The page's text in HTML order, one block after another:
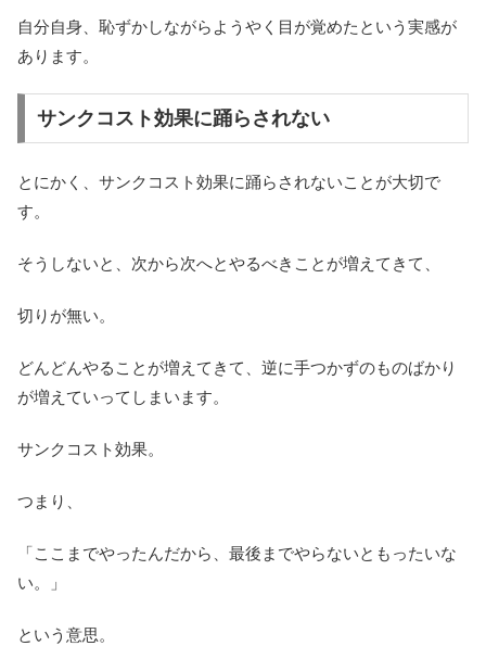
自分自身、恥ずかしながらようやく目が覚めたという実感が
あります。
サンクコスト効果に踊らされない
とにかく、サンクコスト効果に踊らされないことが大切で
す。
そうしないと、次から次へとやるべきことが増えてきて、
切りが無い。
どんどんやることが増えてきて、逆に手つかずのものばかり
が増えていってしまいます。
サンクコスト効果。
つまり、
「ここまでやったんだから、最後までやらないともったいな
い。」
という意思。